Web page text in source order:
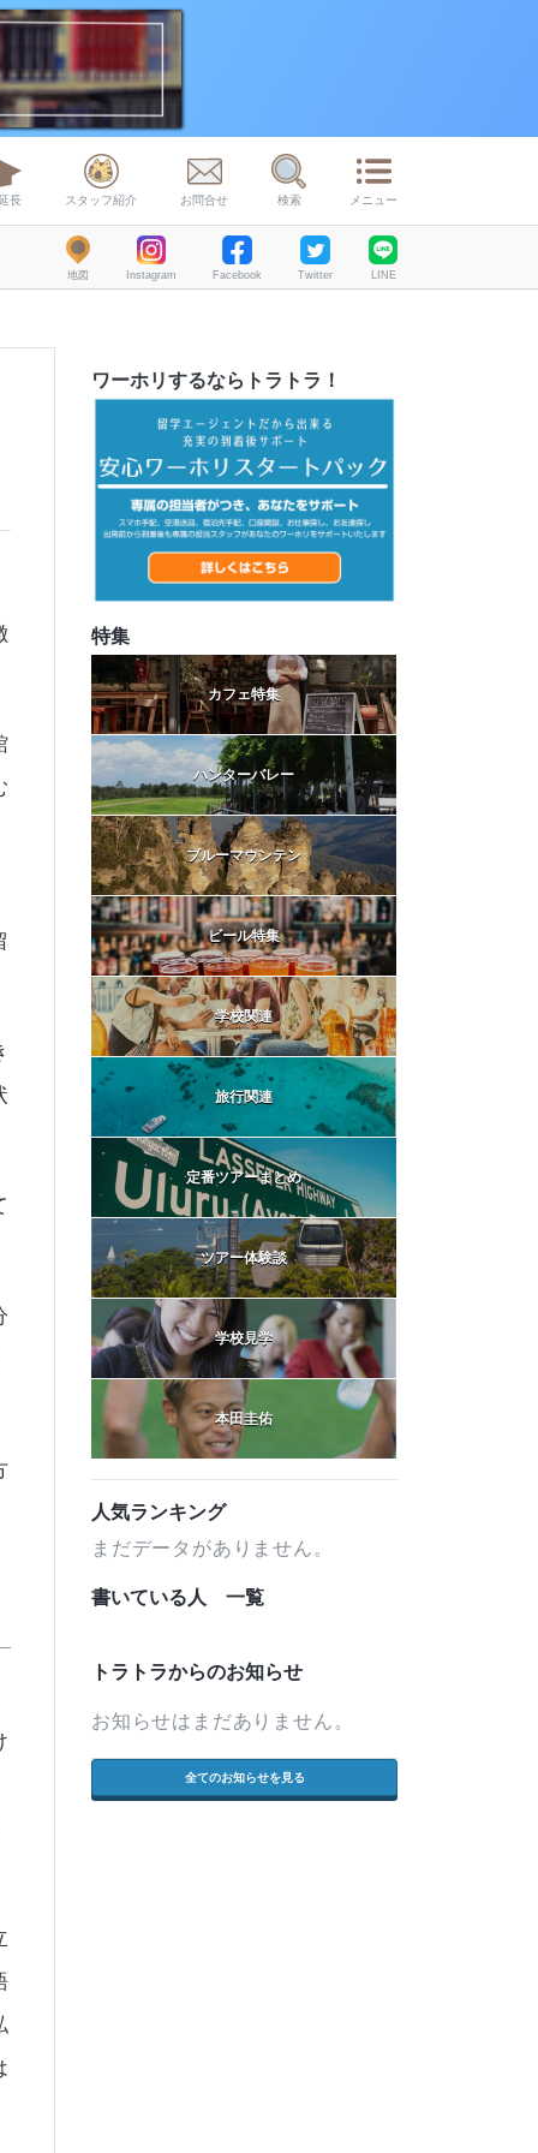
長 スタッフ紹介 お問合せ 検索 メニュー
地図 Instagram Facebook Twitter LINE
ワーホリするならトラトラ！
特集
カフェ特集
ハンターバレー
ブルーマウンテン
ビール特集
学校関連
旅行関連
定番ツアーまとめ
ツアー体験談
学校見学
本田圭佑
人気ランキング
まだデータがありません。
書いている人 一覧
トラトラからのお知らせ
お知らせはまだありません。
全てのお知らせを見る